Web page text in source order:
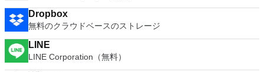
Dropbox
無料のクラウドベースのストレージ
LINE
LINE Corporation（無料）